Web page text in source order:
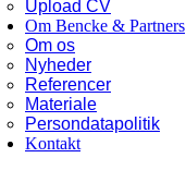
Upload CV
Om Bencke & Partners
Om os
Nyheder
Referencer
Materiale
Persondatapolitik
Kontakt